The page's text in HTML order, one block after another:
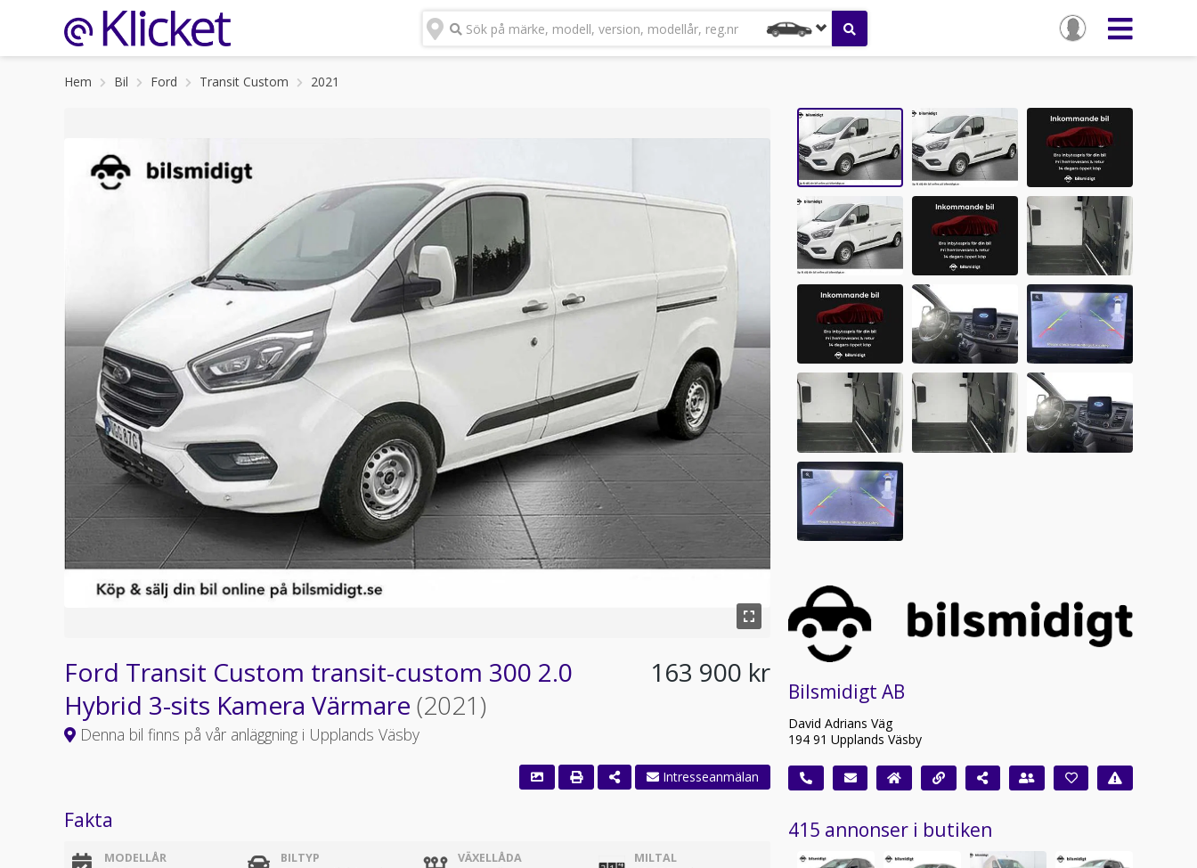
Sök på märke, modell, version, modellår, reg.nr
Hem Bil Ford Transit Custom 2021
Ford Transit Custom transit-custom 300 2.0
Hybrid 3-sits Kamera Värmare (2021)
Denna bil finns på vår anläggning i Upplands Väsby
163 900 kr
Fakta
MODELLÅR BILTYP VÄXELLÅDA MILTAL
Bilsmidigt AB
David Adrians Väg
194 91 Upplands Väsby
415 annonser i butiken